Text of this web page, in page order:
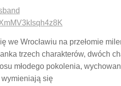
we Wrocławiu na przełomie
trzech charakterów, dwóch
młodego pokolenia,
się